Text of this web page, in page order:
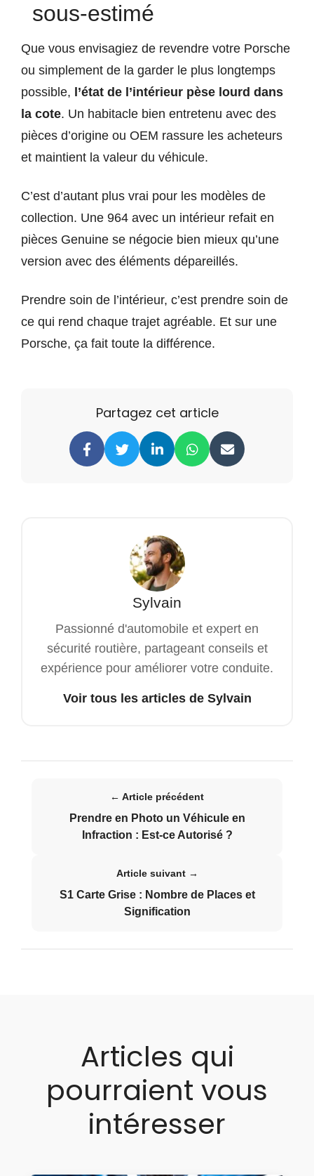
sous-estimé
Que vous envisagiez de revendre votre Porsche
ou simplement de la garder le plus longtemps
possible, l’état de l’intérieur pèse lourd dans
la cote. Un habitacle bien entretenu avec des
pièces d’origine ou OEM rassure les acheteurs
et maintient la valeur du véhicule.
C’est d’autant plus vrai pour les modèles de
collection. Une 964 avec un intérieur refait en
pièces Genuine se négocie bien mieux qu’une
version avec des éléments dépareillés.
Prendre soin de l’intérieur, c’est prendre soin de
ce qui rend chaque trajet agréable. Et sur une
Porsche, ça fait toute la différence.
Partagez cet article
Sylvain
Passionné d'automobile et expert en
sécurité routière, partageant conseils et
expérience pour améliorer votre conduite.
Voir tous les articles de Sylvain
← Article précédent
Prendre en Photo un Véhicule en
Infraction : Est-ce Autorisé ?
Article suivant →
S1 Carte Grise : Nombre de Places et
Signification
Articles qui
pourraient vous
intéresser